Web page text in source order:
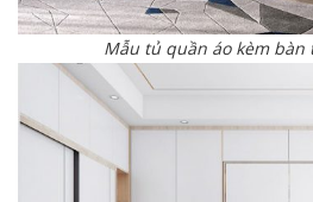
Mẫu tủ quần áo kèm bàn